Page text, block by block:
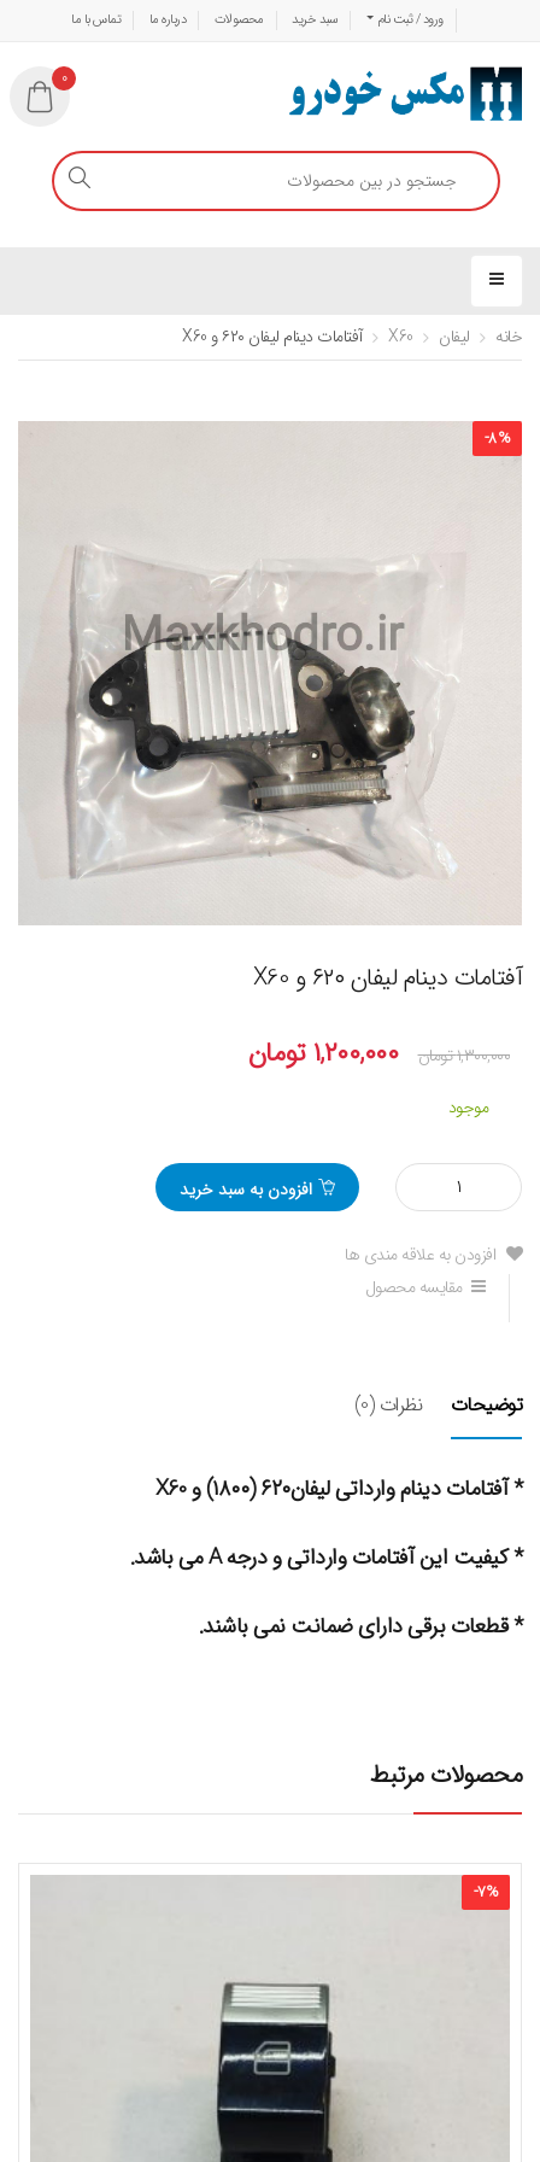
ورود / ثبت نام سبد خرید محصولات درباره ما تماس با ما
0
خانه لیفان X60 آفتامات دینام لیفان ۶۲۰ و X60
-8%
آفتامات دینام لیفان ۶۲۰ و X60
۱,۳۰۰,۰۰۰تومان ۱,۲۰۰,۰۰۰ تومان
موجود
مقدار
آفتامات
لیفان
620
X60
افزودن به سبد خرید
افزودن به علاقه مندی ها
مقایسه محصول
توضیحات نظرات (0)
* آفتامات دینام وارداتی لیفان۶۲۰ (۱۸۰۰) و X60
* کیفیت این آفتامات وارداتی و درجه A می باشد.
* قطعات برقی دارای ضمانت نمی باشند.
محصولات مرتبط
-7%